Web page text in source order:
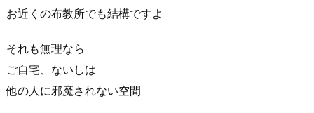
お近くの布教所でも結構ですよ
それも無理なら
ご自宅、ないしは
他の人に邪魔されない空間